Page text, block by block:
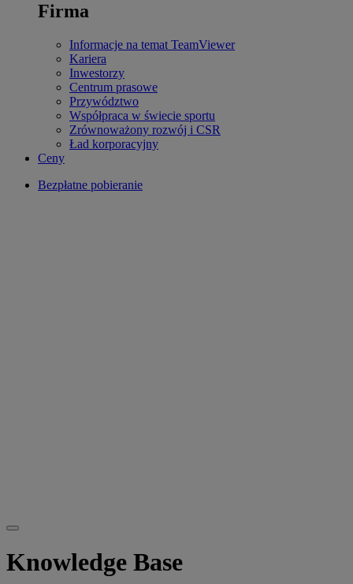
Firma
Informacje na temat TeamViewer
Kariera
Inwestorzy
Centrum prasowe
Przywództwo
Współpraca w świecie sportu
Zrównoważony rozwój i CSR
Ład korporacyjny
Ceny
Bezpłatne pobieranie
Knowledge Base